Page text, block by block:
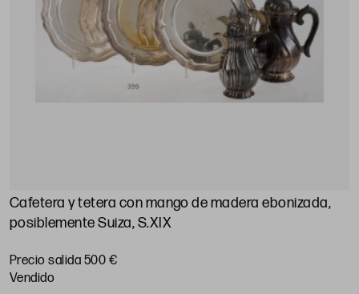
Cafetera y tetera con mango de madera ebonizada,
posiblemente Suiza, S.XIX
Precio salida 500 €
vendido